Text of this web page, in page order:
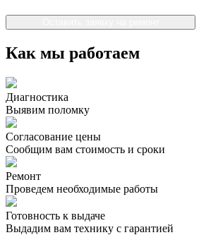
Как мы работаем
Диагностика
Выявим поломку
Согласование цены
Сообщим вам стоимость и сроки
Ремонт
Проведем необходимые работы
Готовность к выдаче
Выдадим вам технику с гарантией